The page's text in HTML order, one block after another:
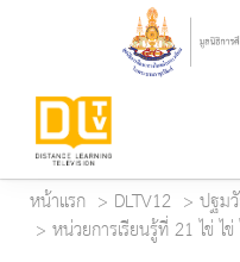
หน้าแรก DLTV12
ปฐม
หน่วยการเรียนรู้ที่ 21 ไข่ ไข่